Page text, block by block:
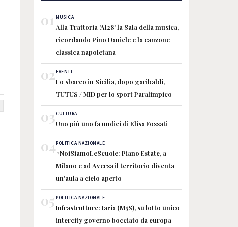
01 MUSICA
Alla Trattoria 'Al28' la Sala della musica,
ricordando Pino Daniele e la canzone
classica napoletana
02EVENTI
Lo sbarco in Sicilia, dopo garibaldi,
TUTUS / MID per lo sport Paralimpico
03CULTURA
Uno più uno fa undici di Elisa Fossati
04POLITICA NAZIONALE
#NoiSiamoLeScuole: Piano Estate, a
Milano e ad Aversa il territorio diventa
un'aula a cielo aperto
05 POLITICA NAZIONALE
Infrastrutture: Iaria (M5S), su lotto unico
intercity governo bocciato da europa